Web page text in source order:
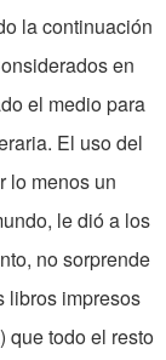
la continuación
en
el medio para
El uso del
lo menos un
le dió a los
no sorprende
libros impresos
que todo el resto